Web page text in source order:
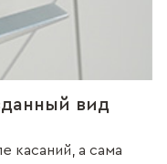
вид
касаний, а сама